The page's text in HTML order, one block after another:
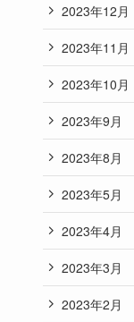
2023年12月
2023年11月
2023年10月
2023年9月
2023年8月
2023年5月
2023年4月
2023年3月
2023年2月